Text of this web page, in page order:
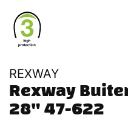
REXWAY
Rexway
28" 47-622